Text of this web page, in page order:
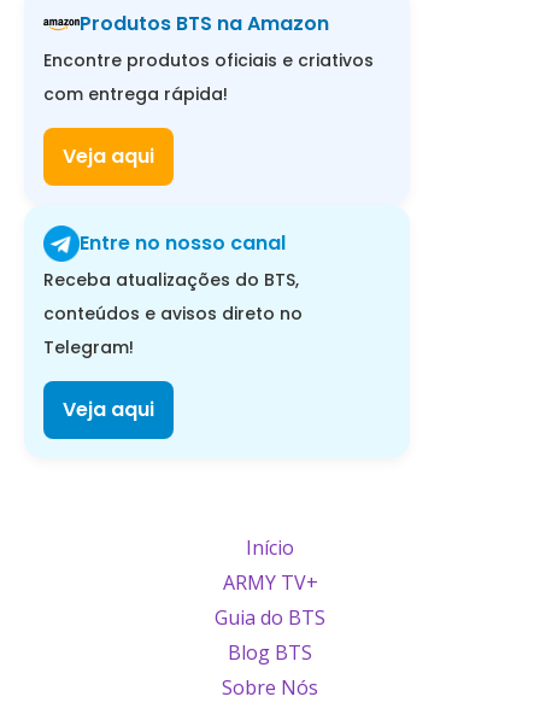
Produtos BTS na Amazon
Encontre produtos oficiais e criativos
com entrega rápida!
Veja aqui
Entre no nosso canal
Receba atualizações do BTS,
conteúdos e avisos direto no
Telegram!
Veja aqui
Início
ARMY TV+
Guia do BTS
Blog BTS
Sobre Nós